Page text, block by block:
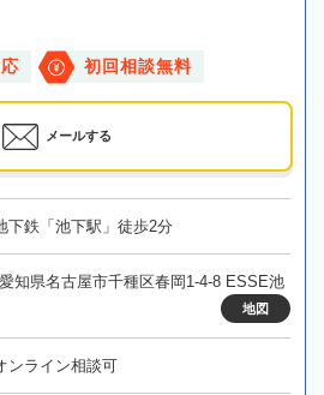
初回相談無料
メールする
下鉄「池下駅」徒歩2分
知県名古屋市千種区春岡1-4-8 ESSE池
地図
ンライン相談可